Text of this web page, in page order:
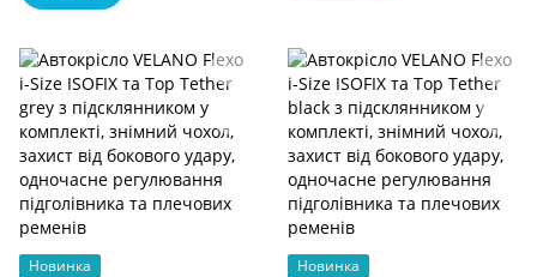
Новинка Новинка